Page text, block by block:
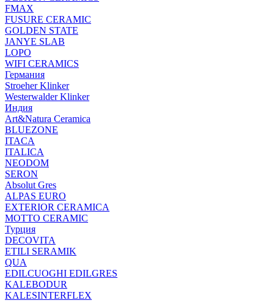
FMAX
FUSURE CERAMIC
GOLDEN STATE
JANYE SLAB
LOPO
WIFI CERAMICS
Германия
Stroeher Klinker
Westerwalder Klinker
Индия
Art&Natura Ceramica
BLUEZONE
ITACA
ITALICA
NEODOM
SERON
Absolut Gres
ALPAS EURO
EXTERIOR CERAMICA
MOTTO CERAMIC
Турция
DECOVITA
ETILI SERAMIK
QUA
EDILCUOGHI EDILGRES
KALEBODUR
KALESINTERFLEX